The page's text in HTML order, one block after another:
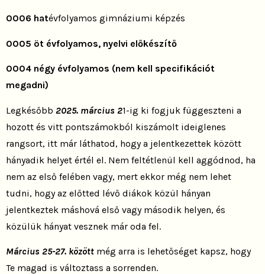
0006 hatévfolyamos gimnáziumi képzés
0005 öt évfolyamos, nyelvi előkészítő
0004 négy évfolyamos (nem kell specifikációt
megadni)
Legkésőbb 2025. március 21-ig ki fogjuk függeszteni a
hozott és vitt pontszámokból kiszámolt ideiglenes
rangsort, itt már láthatod, hogy a jelentkezettek között
hányadik helyet értél el. Nem feltétlenül kell aggódnod, ha
nem az első felében vagy, mert ekkor még nem lehet
tudni, hogy az előtted lévő diákok közül hányan
jelentkeztek máshová első vagy második helyen, és
közülük hányat vesznek már oda fel.
Március 25-27. között még arra is lehetőséget kapsz, hogy
Te magad is változtass a sorrenden.